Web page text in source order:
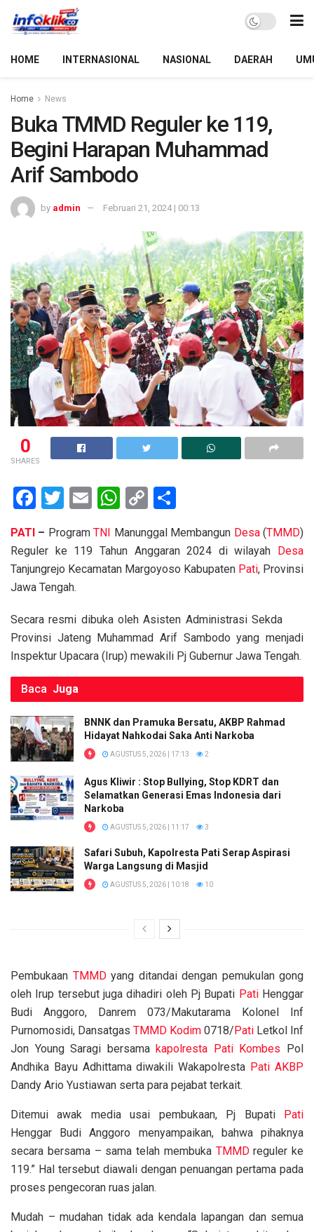
HOME INTERNASIONAL NASIONAL DAERAH
Home News
Buka TMMD Reguler ke 119,
Begini Harapan Muhammad
Arif Sambodo
by admin Februari 21, 2024 | 00:13
0
SHARES
F
ce
b
o
o
k
T
tt
er
E
ail
W
at
s
p
p
C
py
Li
k
ar
e
PATI – ProgramTNI Manunggal Membangun Desa(TMMD)
Reguler ke 119 Tahun Anggaran 2024 di wilayah
Desa
Tanjungrejo Kecamatan Margoyoso Kabupaten Pati, Provinsi
Jawa Tengah.
Secara resmi dibuka oleh Asisten Administrasi Sekda
Provinsi Jateng Muhammad Arif Sambodo yang menjadi
Inspektur Upacara (Irup) mewakili Pj Gubernur Jawa Tengah.
Baca Juga
BNNK dan Pramuka Bersatu, AKBP Rahmad
Hidayat Nahkodai Saka Anti Narkoba
AGUSTUS 5, 2026 | 17:13 2
Agus Kliwir : Stop Bullying, Stop KDRT dan
Selamatkan Generasi Emas Indonesia dari
Narkoba
AGUSTUS 5, 2026 | 11:17 3
Safari Subuh, Kapolresta Pati Serap Aspirasi
Warga Langsung di Masjid
AGUSTUS 5, 2026 | 10:18 10
Pembukaan TMMDyang ditandai dengan pemukulan gong
oleh Irup tersebut juga dihadiri oleh Pj Bupati PatiHenggar
Budi Anggoro, Danrem 073/Makutarama Kolonel Inf
Purnomosidi, Dansatgas TMMD Kodim 0718/Pati Letkol Inf
Jon Young Saragi bersamakapolresta Pati Kombes Pol
Andhika Bayu Adhittama diwakili Wakapolresta Pati AKBP
Dandy Ario Yustiawan serta para pejabat terkait.
Ditemui awak media usai pembukaan, Pj Bupati Pati
Henggar Budi Anggoro menyampaikan, bahwa pihaknya
secara bersama – sama telah membuka TMMDreguler ke
119.” Hal tersebut diawali dengan penuangan pertama pada
proses pengecoran ruas jalan.
Mudah – mudahan tidak ada kendala lapangan dan semua